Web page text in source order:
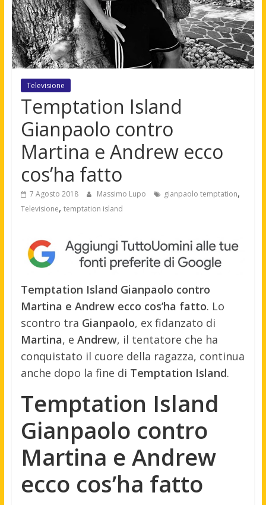
Televisione
Temptation Island
Gianpaolo contro
Martina e Andrew ecco
cos’ha fatto
7 Agosto 2018 Massimo Lupo gianpaolo temptation,
Televisione, temptation island
Temptation Island Gianpaolo contro
Martina e Andrew ecco cos’ha fatto. Lo
scontro tra Gianpaolo, ex fidanzato di
Martina, e Andrew, il tentatore che ha
conquistato il cuore della ragazza, continua
anche dopo la fine di Temptation Island.
Temptation Island
Gianpaolo contro
Martina e Andrew
ecco cos’ha fatto